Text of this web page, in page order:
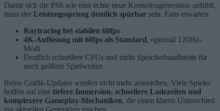
Damit sich die PS6 wie eine echte neue Konsolengeneration anfühlt,
muss der Leistungssprung deutlich spürbar sein. Fans erwarten:
Raytracing bei stabilen 60fps
4K-Auflösung mit 60fps als Standard, optional 120Hz-
Modi
Deutlich schnellere CPUs und mehr Speicherbandbreite für
noch größere Spielwelten
Reine Grafik-Updates werden nicht mehr ausreichen. Viele Spieler
hoffen auf eine tiefere Immersion, schnellere Ladezeiten und
komplexere Gameplay-Mechaniken, die einen klaren Unterschied
zur aktuellen Generation machen.